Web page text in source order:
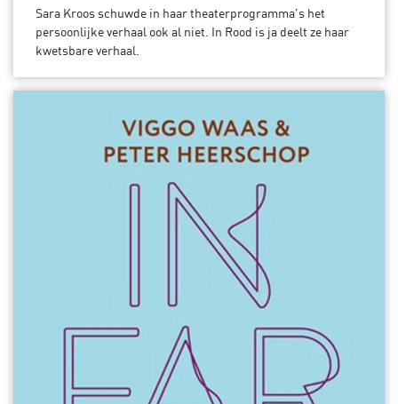
Sara Kroos schuwde in haar theaterprogramma’s het
persoonlijke verhaal ook al niet. In Rood is ja deelt ze haar
kwetsbare verhaal.